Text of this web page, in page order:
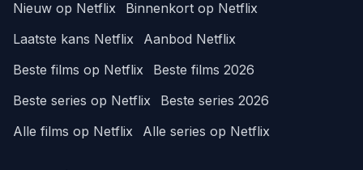
Nieuw op Netflix
Binnenkort op Netflix
Laatste kans Netflix
Aanbod Netflix
Beste films op Netflix
Beste films 2026
Beste series op Netflix
Beste series 2026
Alle films op Netflix
Alle series op Netflix